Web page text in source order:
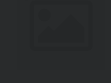
du kan justera ljuset till